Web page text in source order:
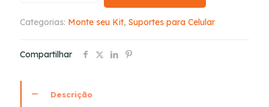
Categorias: Monte seu Kit, Suportes para Celular
Compartilhar
Descrição